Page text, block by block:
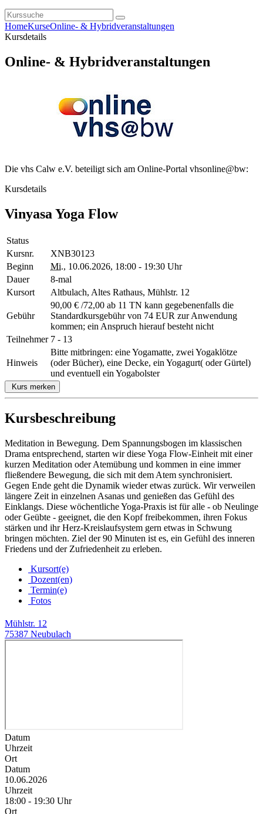
HomeKurseOnline- & Hybridveranstaltungen
Kursdetails
Online- & Hybridveranstaltungen
Die vhs Calw e.V. beteiligt sich am Online-Portal vhsonline@bw:
Kursdetails
Vinyasa Yoga Flow
Status
Kursnr.
XNB30123
Beginn
Mi., 10.06.2026, 18:00 - 19:30 Uhr
Dauer
8-mal
Kursort
Altbulach, Altes Rathaus, Mühlstr. 12
Gebühr
90,00 € /72,00 ab 11 TN kann gegebenenfalls die
Standardkursgebühr von 74 EUR zur Anwendung
kommen; ein Anspruch hierauf besteht nicht
Teilnehmer 7 - 13
Hinweis
Bitte mitbringen: eine Yogamatte, zwei Yogaklötze
(oder Bücher), eine Decke, ein Yogagurt( oder Gürtel)
und eventuell ein Yogabolster
Kurs merken
Kursbeschreibung
Meditation in Bewegung. Dem Spannungsbogen im klassischen
Drama entsprechend, starten wir diese Yoga Flow-Einheit mit einer
kurzen Meditation oder Atemübung und kommen in eine immer
fließendere Bewegung, die sich mit dem Atem synchronisiert.
Gegen Ende geht die Dynamik wieder etwas zurück. Wir verweilen
längere Zeit in einzelnen Asanas und genießen das Gefühl des
Einklangs. Diese wöchentliche Yoga-Praxis ist für alle - ob Neulinge
oder Geübte - geeignet, die den Kopf freibekommen, ihren Fokus
stärken und ihr Herz-Kreislaufsystem gern etwas in Schwung
bringen möchten. Ziel der 90 Minuten ist es, ein Gefühl des inneren
Friedens und der Zufriedenheit zu erleben.
Kursort(e)
Dozent(en)
Termin(e)
Fotos
Mühlstr. 12
75387 Neubulach
Datum
Uhrzeit
Ort
Datum
10.06.2026
Uhrzeit
18:00 - 19:30 Uhr
Ort